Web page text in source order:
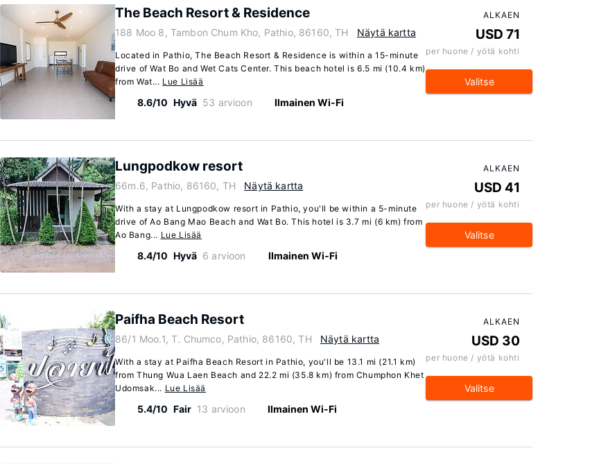
The Beach Resort & Residence
188 Moo 8, Tambon Chum Kho, Pathio, 86160, TH Näytä kartta
Located in Pathio, The Beach Resort & Residence is within a 15-minute
drive of Wat Bo and Wet Cats Center. This beach hotel is 6.5 mi (10.4 km)
from Wat... Lue Lisää
8.6/10 Hyvä 53 arvioon Ilmainen Wi-Fi
ALKAEN
USD 71
per huone / yötä kohti
Valitse
Lungpodkow resort
66m.6, Pathio, 86160, TH Näytä kartta
With a stay at Lungpodkow resort in Pathio, you'll be within a 5-minute
drive of Ao Bang Mao Beach and Wat Bo. This hotel is 3.7 mi (6 km) from
Ao Bang... Lue Lisää
8.4/10 Hyvä 6 arvioon Ilmainen Wi-Fi
ALKAEN
USD 41
per huone / yötä kohti
Valitse
Paifha Beach Resort
86/1 Moo.1, T. Chumco, Pathio, 86160, TH Näytä kartta
With a stay at Paifha Beach Resort in Pathio, you'll be 13.1 mi (21.1 km)
from Thung Wua Laen Beach and 22.2 mi (35.8 km) from Chumphon Khet
Udomsak... Lue Lisää
5.4/10 Fair 13 arvioon Ilmainen Wi-Fi
ALKAEN
USD 30
per huone / yötä kohti
Valitse